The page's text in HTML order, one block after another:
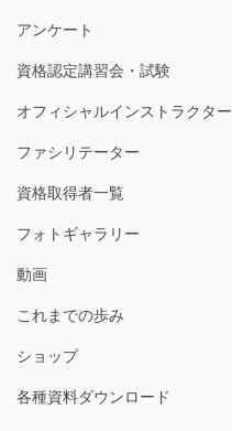
アンケート
資格認定講習会・試験
オフィシャルインストラクター
ファシリテーター
資格取得者一覧
フォトギャラリー
動画
これまでの歩み
ショップ
各種資料ダウンロード